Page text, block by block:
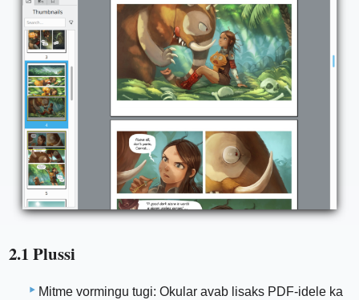
2.1 Plussi
Mitme vormingu tugi: Okular avab lisaks PDF-idele ka